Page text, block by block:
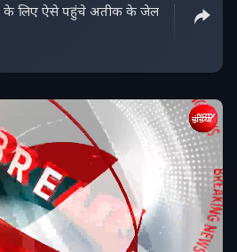
के लिए ऐसे पहुंचे अतीक के जेल